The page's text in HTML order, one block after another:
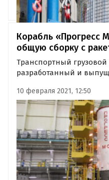
Корабль «Прогресс
общую сборку с
Транспортный грузовой
разработанный и
Королёва, почти готов к
февраля, сообщили в
10 февраля 2021, 12:50